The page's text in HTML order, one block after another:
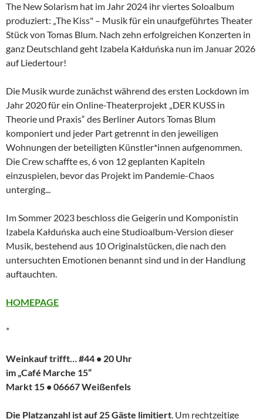
The New Solarism hat im Jahr 2024 ihr viertes Soloalbum
produziert: „The Kiss" – Musik für ein unaufgeführtes Theater
Stück von Tomas Blum. Nach zehn erfolgreichen Konzerten in
ganz Deutschland geht Izabela Kałduńska nun im Januar 2026
auf Liedertour!
Die Musik wurde zunächst während des ersten Lockdown im
Jahr 2020 für ein Online-Theaterprojekt „DER KUSS in
Theorie und Praxis“ des Berliner Autors Tomas Blum
komponiert und jeder Part getrennt in den jeweiligen
Wohnungen der beteiligten Künstler*innen aufgenommen.
Die Crew schaffte es, 6 von 12 geplanten Kapiteln
einzuspielen, bevor das Projekt im Pandemie-Chaos
unterging...
Im Sommer 2023 beschloss die Geigerin und Komponistin
Izabela Kałduńska auch eine Studioalbum-Version dieser
Musik, bestehend aus 10 Originalstücken, die nach den
untersuchten Emotionen benannt sind und in der Handlung
auftauchten.
HOMEPAGE
*
Weinkauf trifft… #44 • 20 Uhr
im „Café Marche 15“
Markt 15 • 06667 Weißenfels
Die Platzanzahl ist auf 25 Gäste limitiert. Um rechtzeitige